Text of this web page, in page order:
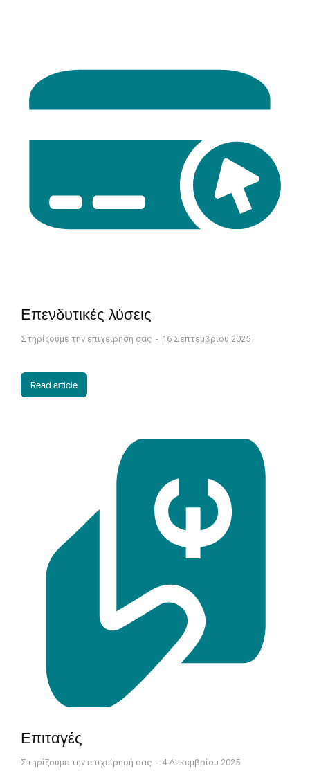
Επενδυτικές λύσεις
Στηρίζουμε την επιχείρησή σας 16 Σεπτεμβρίου 2025
Read article
Επιταγές
Στηρίζουμε την επιχείρησή σας 4 Δεκεμβρίου 2025